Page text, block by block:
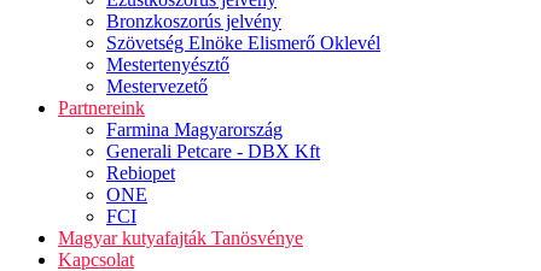
Bronzkoszorús jelvény
Szövetség Elnöke Elismerő Oklevél
Mestertenyésztő
Mestervezető
Partnereink
Farmina Magyarország
Generali Petcare - DBX Kft
Rebiopet
ONE
FCI
Magyar kutyafajták Tanösvénye
Kapcsolat